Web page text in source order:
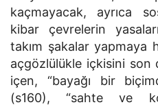
kaçmayacak, ayrıca
kibar çevrelerin
takım şakalar yapmaya
açgözlülükle içkisini son
içen, “bayağı bir
(s160), “sahte ve